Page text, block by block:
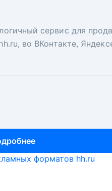
сервис для
во ВКонтакте,
hh.ru.и когда вам
менеджеры hh.ru с
форматов hh.ru